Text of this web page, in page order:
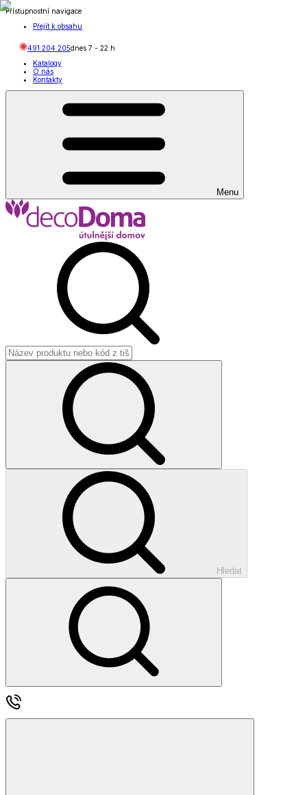
Přístupnostní navigace
Přejít k obsahu
491 204 205dnes 7 - 22 h
Katalogy
O nás
Kontakty
Menu
Hledat